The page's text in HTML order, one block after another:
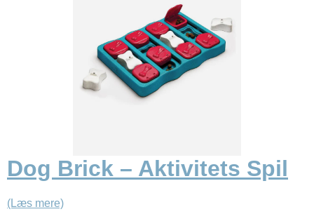
Dog Brick – Aktivitets Spil
(Læs mere)